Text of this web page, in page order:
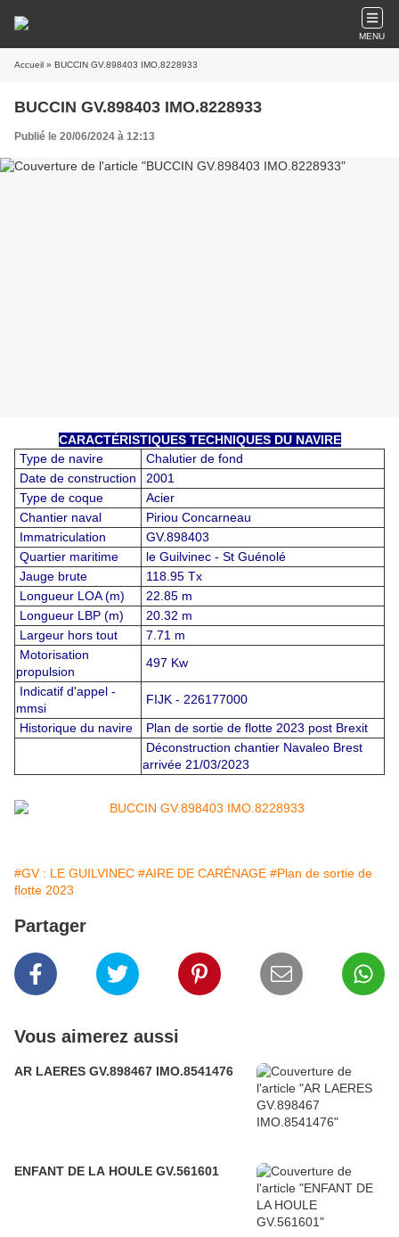
MENU
Accueil » BUCCIN GV.898403 IMO.8228933
BUCCIN GV.898403 IMO.8228933
Publié le 20/06/2024 à 12:13
CARACTÉRISTIQUES TECHNIQUES DU NAVIRE
Type de navire
Chalutier de fond
Date de construction
2001
Type de coque
Acier
Chantier naval
Piriou Concarneau
Immatriculation
GV.898403
Quartier maritime
le Guilvinec - St Guénolé
Jauge brute
118.95 Tx
Longueur LOA (m)
22.85 m
Longueur LBP (m)
20.32 m
Largeur hors tout
7.71 m
Motorisation
propulsion
497 Kw
Indicatif d'appel -
mmsi
FIJK - 226177000
Historique du navire
Plan de sortie de flotte 2023 post Brexit
Déconstruction chantier Navaleo Brest
arrivée 21/03/2023
#GV : LE GUILVINEC #AIRE DE CARÉNAGE #Plan de sortie de
flotte 2023
Partager
Vous aimerez aussi
AR LAERES GV.898467 IMO.8541476
ENFANT DE LA HOULE GV.561601